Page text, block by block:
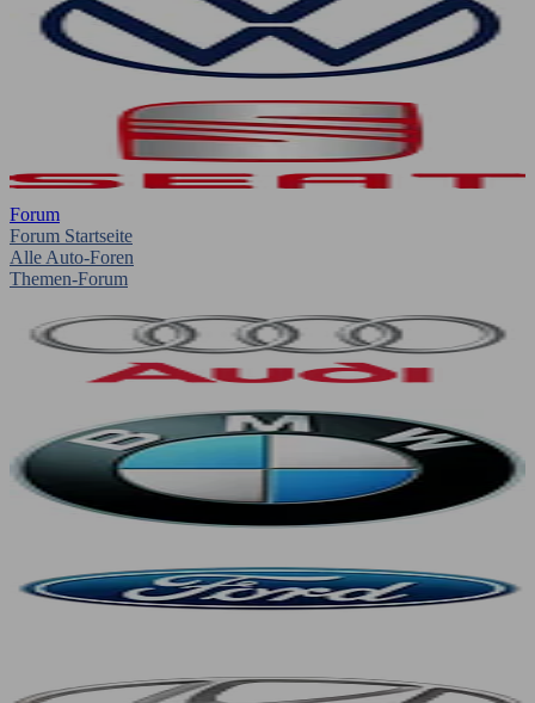
Forum
Forum Startseite
Alle Auto-Foren
Themen-Forum